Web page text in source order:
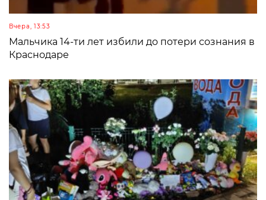
Вчера, 13:53
Мальчика 14-ти лет избили до потери сознания в
Краснодаре